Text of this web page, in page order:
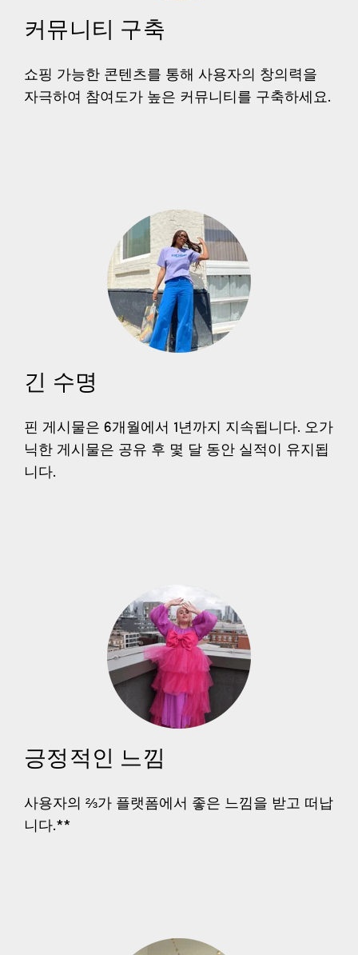
커뮤니티 구축
쇼핑 가능한 콘텐츠를 통해 사용자의 창의력을
자극하여 참여도가 높은 커뮤니티를 구축하세요.
긴 수명
핀 게시물은 6개월에서 1년까지 지속됩니다. 오가
닉한 게시물은 공유 후 몇 달 동안 실적이 유지됩
니다.
긍정적인 느낌
사용자의 ⅔가 플랫폼에서 좋은 느낌을 받고 떠납
니다.**